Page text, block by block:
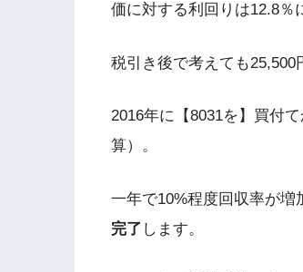
価に対する利回りは12.8％
税引き後で考えても25,500
2016年に【8031を】買付
算）。
一年で10%程度回収率が増
完了 します。